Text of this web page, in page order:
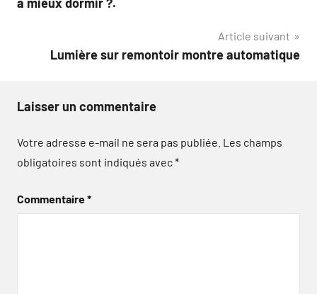
Article suivant
Lumière sur remontoir montre automatique
Laisser un commentaire
Votre adresse e-mail ne sera pas publiée. Les champs
obligatoires sont indiqués avec*
Commentaire*